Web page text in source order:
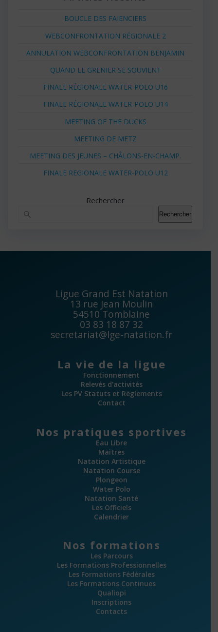
BOUCLE DES FAIENCIERS
WEBCONFRONTATION RÉGIONALE 2
ANNULATION WEBCONFRONTATION BENJAMIN
QUAND LE GRENIER SE SOUVIENT
FINALE RÉGIONALE WATER-POLO U16
FINALE RÉGIONALE WATER-POLO U14
MEETING OF THE DUCKS
MEETING DE METZ
MEETING DES JEUNES – CHÂLONS-EN-CHAMP.
FINALE REGIONALE WATER-POLO U12
Rechercher
Rechercher
Ligue Grand Est Natation
13 rue Jean Moulin
54510 Tomblaine
03 83 18 87 32
secretariat@lge-natation.fr
La vie de la ligue
Fonctionnement
Relevés d'activités
Les PV Statuts et Règlements
Contact
Nos pratiques sportives
Eau Libre
Maitres
Natation Artistique
Natation Course
Plongeon
Water Polo
Natation Santé
Les Officiels
Calendrier
Nos formations
Les Parcours
Les Formations Professionnelles
Les Formations Fédérales
Les Formations Continues
Qualiopi
Inscriptions
Contacts